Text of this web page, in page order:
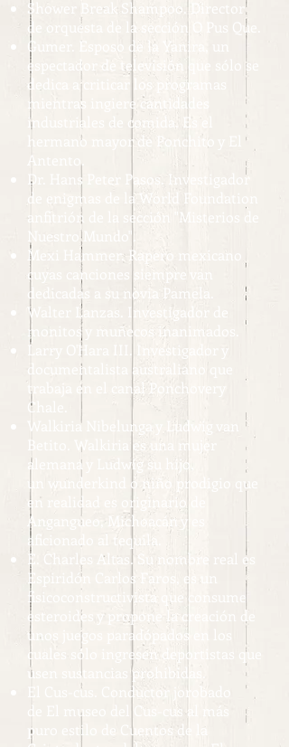
Shower Break Shampoo. Director
de orquesta de la sección O Pus Que.
Gumer. Esposo de la Yanira, un
espectador de televisión que sólo se
dedica a criticar los programas
mientras ingiere cantidades
industriales de comida. Es el
hermano mayor de Ponchito y El
Antento.
Dr. Hans Peter Pasos. Investigador
de enigmas de la World Foundation
anfitrión de la sección "Misterios de
Nuestro Mundo".
Mexi Hammer. Rapero mexicano
cuyas canciones siempre van
dedicadas a su novia Pamela.
Walter Lanzas. Investigador de
monitos y muñecos inanimados.
Larry O'Hara III. Investigador y
documentalista australiano que
trabaja en el canal Ponchovery
Chale.
Walkiria Nibelunga y Ludwig van
Betito. Walkiria es una mujer
alemana y Ludwig su hijo,
un wunderkind o niño prodigio que
en realidad es originario de
Angangueo, Michoacán y es
aficionado al tequila.
E. Charles Altas. Su nombre real es
Espiridón Carlos Faros, es un
fisicoconstructivista que consume
esteroides y propone la creación de
unos juegos paradópados en los
cuales sólo ingresen deportistas que
usen sustancias prohibidas.
El Cus-cus. Conductor jorobado
de El museo del Cus-cus al más
puro estilo de Cuentos de la